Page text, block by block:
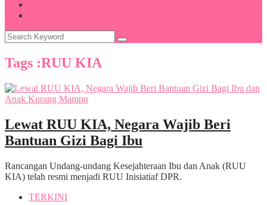
Tags :RUU KIA
Lewat RUU KIA, Negara Wajib Beri
Bantuan Gizi Bagi Ibu
Rancangan Undang-undang Kesejahteraan Ibu dan Anak (RUU
KIA) telah resmi menjadi RUU Inisiatiaf DPR.
TERKINI